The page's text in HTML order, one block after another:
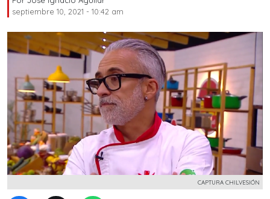
septiembre 10, 2021 - 10:42 am
CAPTURA CHILVESIÓN